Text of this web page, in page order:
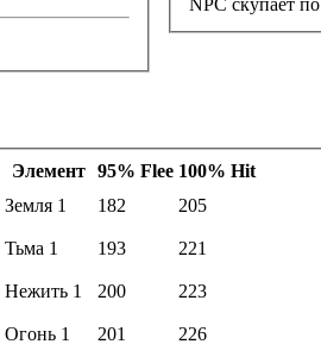
NPC скупает по
Элемент 95% Flee 100% Hit
Земля 1 182 205
Тьма 1 193 221
Нежить 1 200 223
Огонь 1 201 226